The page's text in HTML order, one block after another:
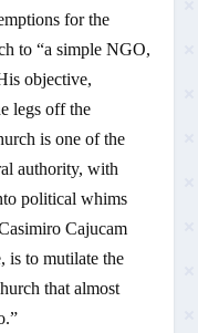
for the
to “a simple NGO,
objective,
legs off the
is one of the
authority, with
political whims
Cajucam
is to mutilate the
that almost